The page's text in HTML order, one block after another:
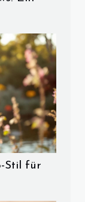
Stil für